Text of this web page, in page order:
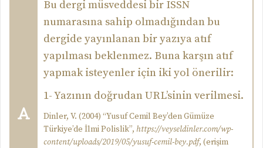
Bu dergi müsveddesi bir ISSN
numarasına sahip olmadığından bu
dergide yayınlanan bir yazıya atıf
yapılması beklenmez. Buna karşın atıf
yapmak isteyenler için iki yol önerilir:
1- Yazının doğrudan URL’sinin verilmesi.
Dinler, V. (2004) “Yusuf Cemil Bey’den Gümüze
Türkiye’de İlmi Polislik”, https://veyseldinler.com/wp-
content/uploads/2019/05/yusuf-cemil-bey.pdf, (erişim